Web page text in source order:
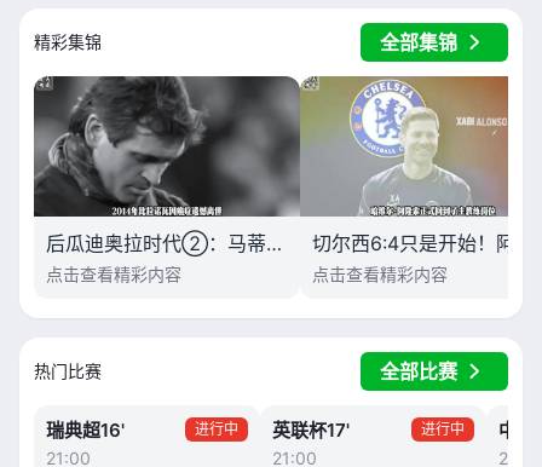
精彩集锦 全部集锦
后瓜迪奥拉时代②：马蒂诺为什么救不了巴萨？
点击查看精彩内容
切尔西6:4只是开始！阿
点击查看精彩内容
热门比赛 全部比赛
瑞典超16'
21:00
进行中 英联杯17'
21:00
进行中 中超